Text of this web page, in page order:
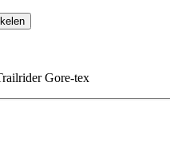
Gore-tex